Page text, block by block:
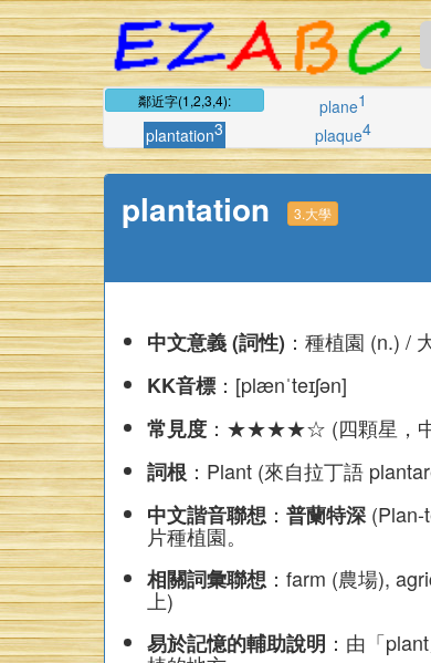
鄰近字(1,2,3,4): plane1
plantation3 plaque4
plantation 3.大學
中文意義 (詞性) ：種植園 (n.) /
KK音標：[plænˈteɪʃən]
常見度：★★★★☆ (四顆星，中
詞根 ：Plant (來自拉丁語
中文諧音聯想： 普蘭特深(Plan-
片種植園。
相關詞彙聯想：farm (農場),
上)
易於記憶的輔助說明 ：由「